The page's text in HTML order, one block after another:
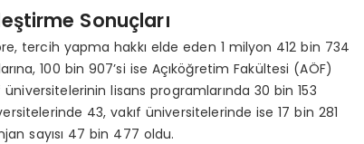
Sonuçları
tercih yapma hakkı elde eden 1 milyon 412 bin 734
100 bin 907’si ise Açıköğretim Fakültesi (AÖF)
lisans programlarında 30 bin 153
43, vakıf üniversitelerinde ise 17 bin 281
sayısı 47 bin 477 oldu.